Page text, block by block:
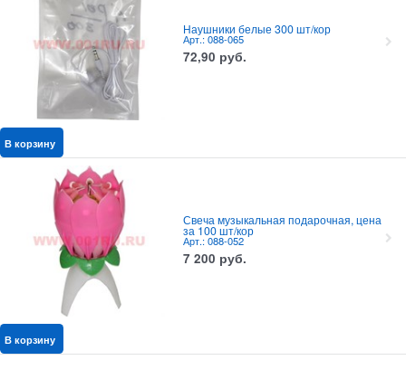
Наушники белые 300 шт/кор
Арт.: 088-065
72,90 руб.
В корзину
Свеча музыкальная подарочная, цена
за 100 шт/кор
Арт.: 088-052
7 200 руб.
В корзину